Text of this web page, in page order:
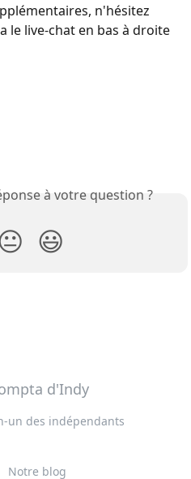
n'hésitez
le live-chat en bas à droite
à votre question ?
😃
un des indépendants
Notre blog